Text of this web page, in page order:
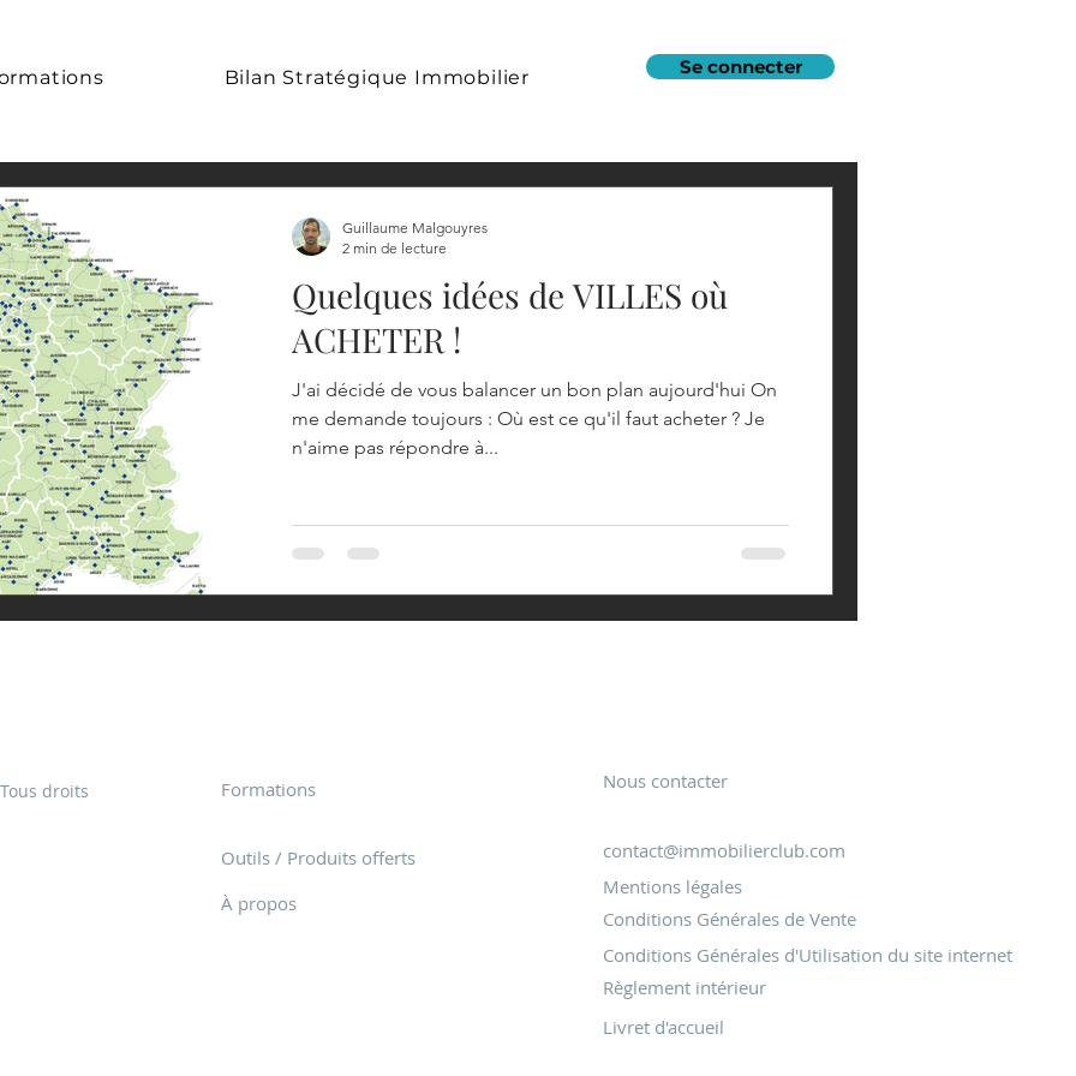
Bilan Stratégique Immobilier Se connecter
Quelques idées de VILLES où
ACHETER !
J'ai décidé de vous balancer un bon plan aujourd'hui On
me demande toujours : Où est ce qu'il faut acheter ? Je
n'aime pas répondre à...
Guillaume Malgouyres
2 min de lecture
droits Formations
Outils / Produits offerts
À propos
Nous contacter
contact@immobilierclub.com
Mentions légales
Conditions Générales de Vente
Conditions Générales d'Utilisation du site internet
Règlement intérieur
Livret d'accueil